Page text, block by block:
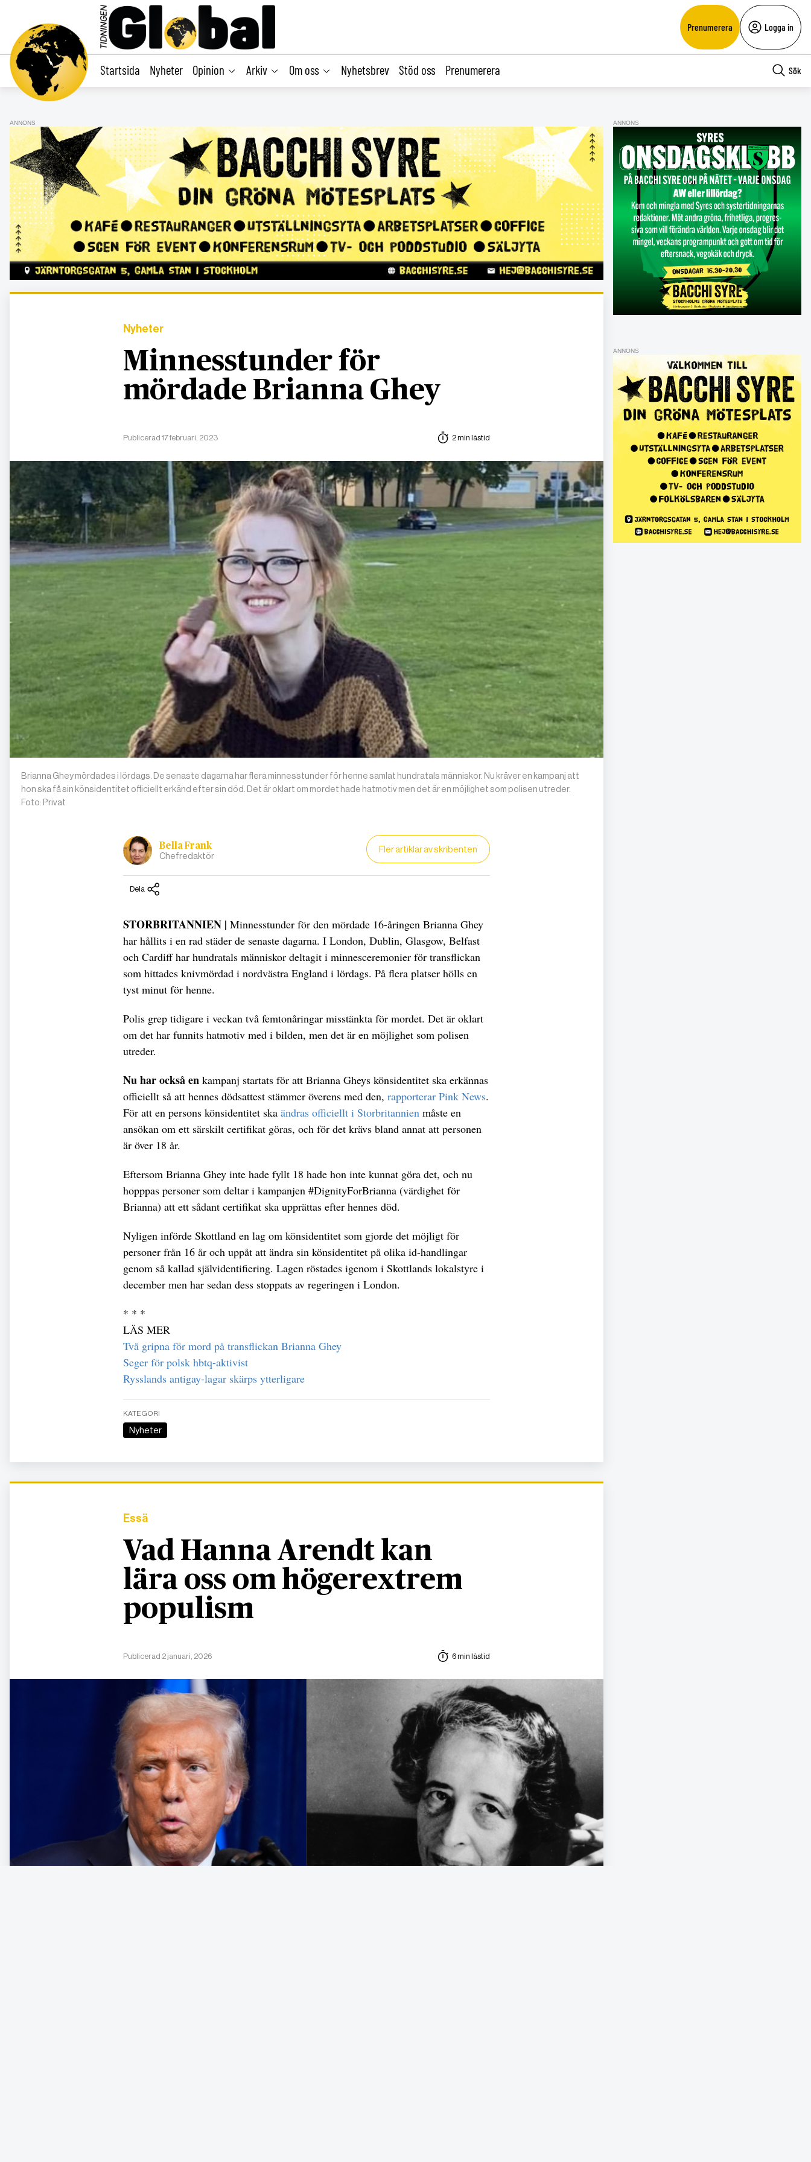
Prenumerera Logga in
Startsida Nyheter Opinion Arkiv Om oss Nyhetsbrev Stöd oss Prenumerera Sök
ANNONS
Nyheter
Minnesstunder för
mördade Brianna Ghey
Publicerad 17 februari, 2023 2 min lästid
Brianna Ghey mördades i lördags. De senaste dagarna har flera minnesstunder för henne samlat hundratals människor. Nu kräver en kampanj att
hon ska få sin könsidentitet officiellt erkänd efter sin död. Det är oklart om mordet hade hatmotiv men det är en möjlighet som polisen utreder.
Foto: Privat
Bella Frank
Chefredaktör
Fler artiklar av skribenten
Dela
STORBRITANNIEN | Minnesstunder för den mördade 16-åringen Brianna Ghey
har hållits i en rad städer de senaste dagarna. I London, Dublin, Glasgow, Belfast
och Cardiff har hundratals människor deltagit i minnesceremonier för transflickan
som hittades knivmördad i nordvästra England i lördags. På flera platser hölls en
tyst minut för henne.
Polis grep tidigare i veckan två femtonåringar misstänkta för mordet. Det är oklart
om det har funnits hatmotiv med i bilden, men det är en möjlighet som polisen
utreder.
Nu har också en kampanj startats för att Brianna Gheys könsidentitet ska erkännas
officiellt så att hennes dödsattest stämmer överens med den, rapporterar Pink News.
För att en persons könsidentitet ska ändras officiellt i Storbritannien måste en
ansökan om ett särskilt certifikat göras, och för det krävs bland annat att personen
är över 18 år.
Eftersom Brianna Ghey inte hade fyllt 18 hade hon inte kunnat göra det, och nu
hopppas personer som deltar i kampanjen #DignityForBrianna (värdighet för
Brianna) att ett sådant certifikat ska upprättas efter hennes död.
Nyligen införde Skottland en lag om könsidentitet som gjorde det möjligt för
personer från 16 år och uppåt att ändra sin könsidentitet på olika id-handlingar
genom så kallad självidentifiering. Lagen röstades igenom i Skottlands lokalstyre i
december men har sedan dess stoppats av regeringen i London.
* * *
LÄS MER
Två gripna för mord på transflickan Brianna Ghey
Seger för polsk hbtq-aktivist
Rysslands antigay-lagar skärps ytterligare
KATEGORI
Nyheter
Essä
Vad Hanna Arendt kan
lära oss om högerextrem
populism
Publicerad 2 januari, 2026 6 min lästid
ANNONS
ANNONS
DET GLOBALA PRESSTÖDET PRENUMERERA